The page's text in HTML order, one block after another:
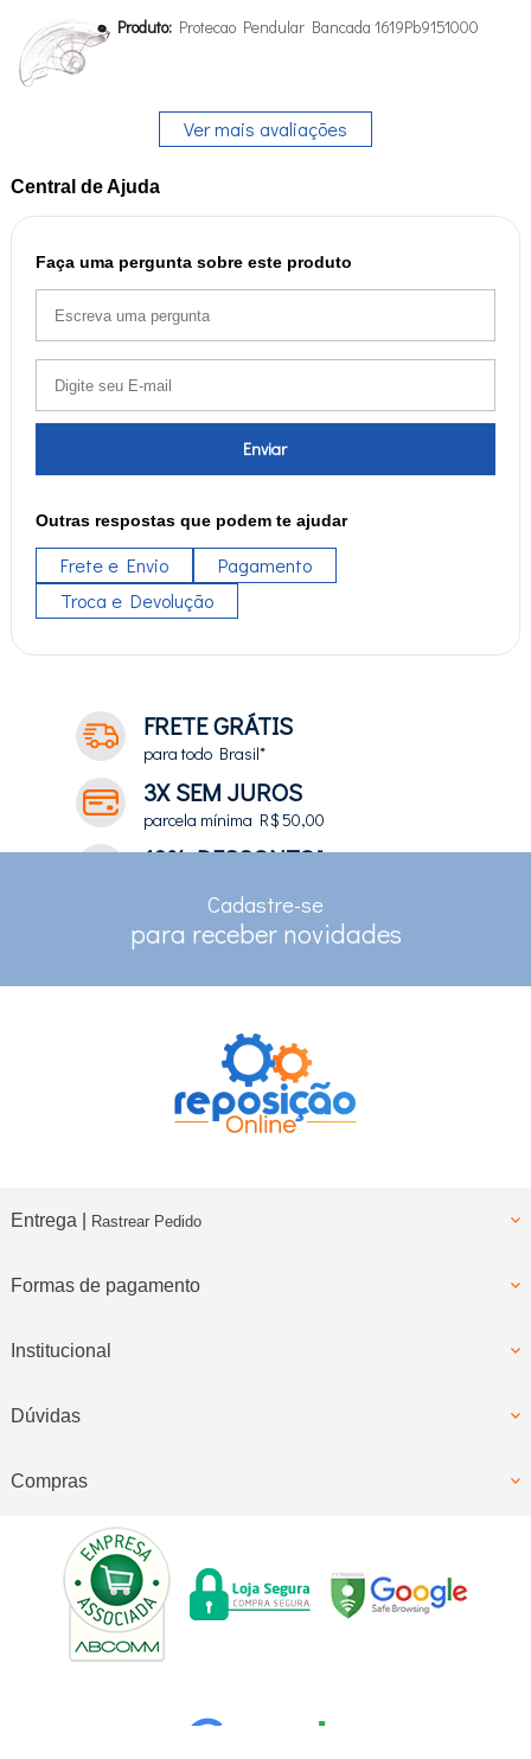
Produto:Protecao Pendular Bancada 1619Pb9151000
Ver mais avaliações
Central de Ajuda
Faça uma pergunta sobre este produto
Enviar
Outras respostas que podem te ajudar
Frete e Envio
Pagamento
Troca e Devolução
FRETE GRÁTIS
para todo Brasil*
3X SEM JUROS
parcela mínima R$ 50,00
10% DESCONTO*
RASTREAMENTO
Cadastre-se
para receber novidades
Entrega | Rastrear Pedido
Formas de pagamento
Institucional
Dúvidas
Compras